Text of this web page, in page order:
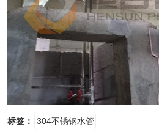
标签： 304不锈钢水管